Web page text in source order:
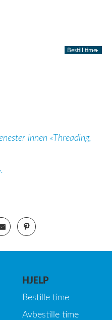
Bestill time
innen «Threading,
.
HJELP
Bestille time
Avbestille time